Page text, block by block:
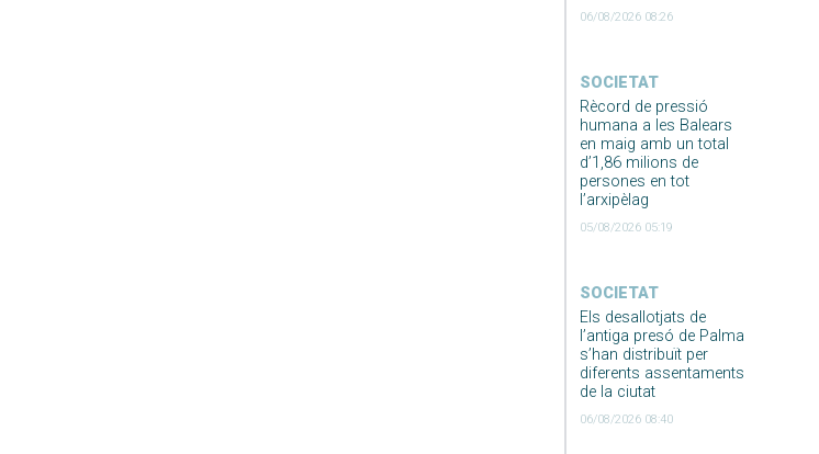
06/08/2026 08:26
SOCIETAT
Rècord de pressió
humana a les Balears
en maig amb un total
d’1,86 milions de
persones en tot
l’arxipèlag
05/08/2026 05:19
SOCIETAT
Els desallotjats de
l’antiga presó de Palma
s’han distribuït per
diferents assentaments
de la ciutat
06/08/2026 08:40